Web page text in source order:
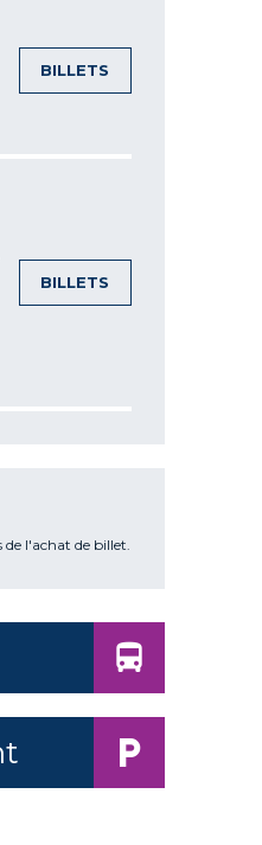
BILLETS
BILLETS
de l'achat de billet.